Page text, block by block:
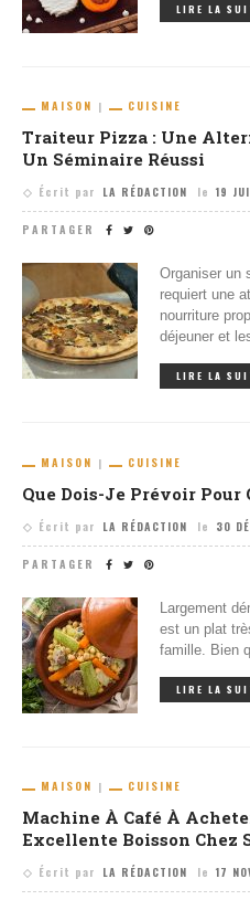
LIRE LA
MAISON CUISINE
Traiteur Pizza : Une
Un Séminaire Réussi
Écrit par LA RÉDACTION le 19
PARTAGER
Organiser un
requiert une
nourriture
déjeuner et
LIRE LA
MAISON CUISINE
Que Dois-Je Prévoir Pour
Écrit par LA RÉDACTION le 30
PARTAGER
Largement
est un plat
famille. Bien
LIRE LA
MAISON CUISINE
Machine À Café À
Excellente Boisson Chez
Écrit par LA RÉDACTION le 17